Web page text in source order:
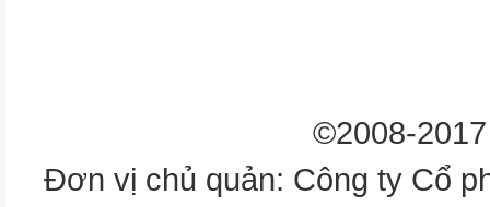
©2008-
Đơn vị chủ quản: Công ty Cổ